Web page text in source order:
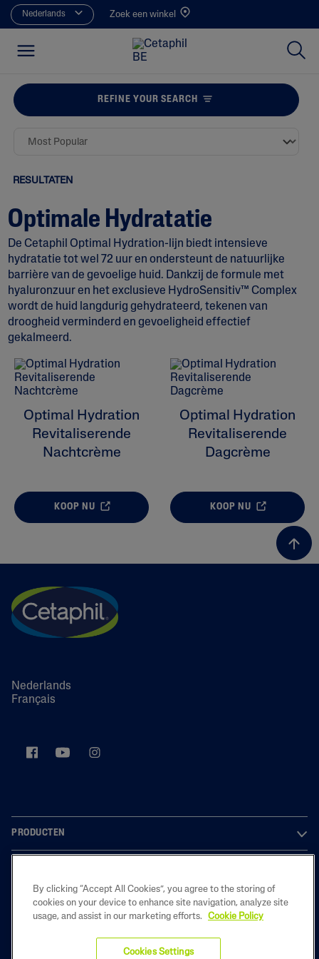
Nederlands Zoek een winkel
REFINE YOUR SEARCH
ALL FILTERS
Huidprobleem
Product Lines
RESULTATEN
Optimale Hydratatie
De Cetaphil Optimal Hydration-lijn biedt intensieve
hydratatie tot wel 72 uur en ondersteunt de natuurlijke
barrière van de gevoelige huid. Dankzij de formule met
hyaluronzuur en het exclusieve HydroSensitiv™ Complex
wordt de huid langdurig gehydrateerd, tekenen van
droogheid verminderd en gevoeligheid effectief
gekalmeerd.
Optimal Hydration
Revitaliserende
Nachtcrème
KOOP NU
Optimal Hydration
Revitaliserende
Dagcrème
KOOP NU
Nederlands
Français
PRODUCTEN
LEGAL
By clicking “Accept All Cookies”, you agree to the storing of
cookies on your device to enhance site navigation, analyze site
usage, and assist in our marketing efforts.
Cookie Policy
Cookies Settings